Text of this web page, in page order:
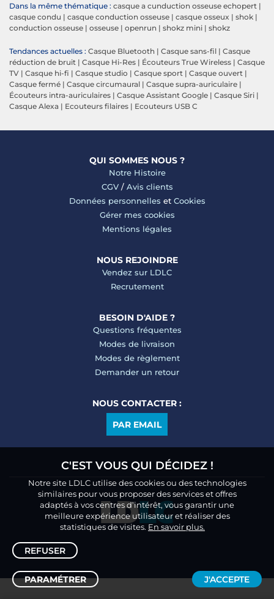
Dans la même thématique : casque a cunduction osseuse echopert |
casque condu | casque conduction osseuse | casque osseux | shok |
conduction osseuse | osseuse | openrun | shokz mini | shokz
Tendances actuelles : Casque Bluetooth | Casque sans-fil | Casque
réduction de bruit | Casque Hi-Res | Écouteurs True Wireless | Casque
TV | Casque hi-fi | Casque studio | Casque sport | Casque ouvert |
Casque fermé | Casque circumaural | Casque supra-auriculaire |
Écouteurs intra-auriculaires | Casque Assistant Google | Casque Siri |
Casque Alexa | Ecouteurs filaires | Ecouteurs USB C
QUI SOMMES NOUS ?
Notre Histoire
CGV/ Avis clients
Données personnelles et Cookies
Gérer mes cookies
Mentions légales
NOUS REJOINDRE
Vendez sur LDLC
Recrutement
BESOIN D'AIDE ?
Questions fréquentes
Modes de livraison
Modes de règlement
Demander un retour
NOUS CONTACTER :
PAR EMAIL
C'EST VOUS QUI DÉCIDEZ !
Notre site LDLC utilise des cookies ou des technologies
similaires pour vous proposer des services et offres
adaptés à vos centres d’intérêt, vous garantir une
meilleure expérience utilisateur et réaliser des
statistiques de visites. En savoir plus.
REFUSER
PARAMÉTRER J'ACCEPTE